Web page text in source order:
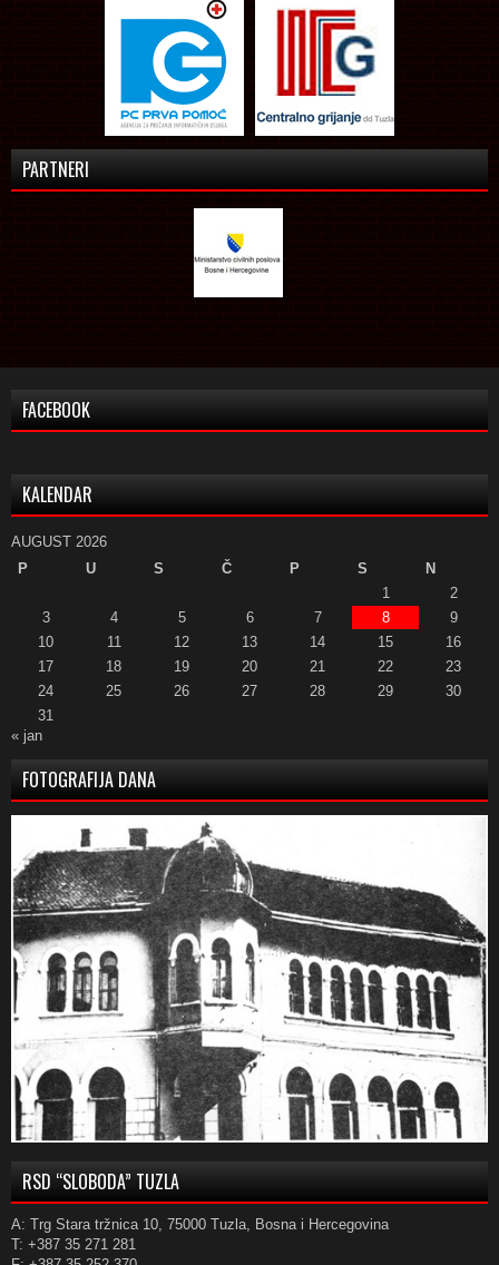
PARTNERI
FACEBOOK
KALENDAR
AUGUST 2026
P
U S Č P S
N
1
2
3
4 5 6 7 8
9
10
11 12 13 14 15
16
17
18 19 20 21 22
23
24
25 26 27 28 29
30
31
« jan
FOTOGRAFIJA DANA
RSD “SLOBODA” TUZLA
A: Trg Stara tržnica 10, 75000 Tuzla, Bosna i Hercegovina
T: +387 35 271 281